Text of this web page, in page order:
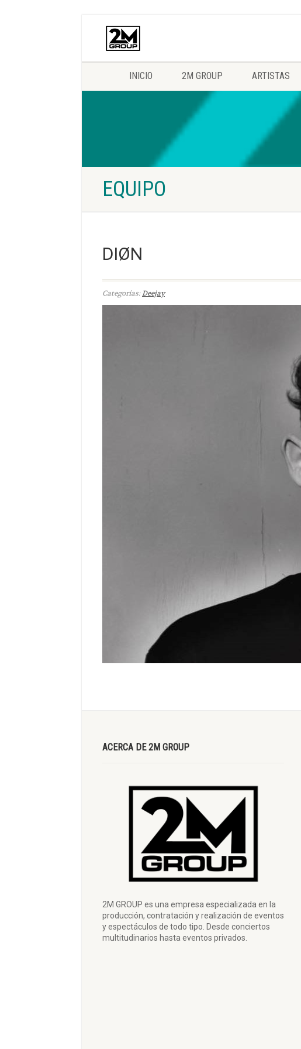
INICIO 2M GROUP ARTISTAS
EQUIPO
DIØN
Categorías:Deejay
ACERCA DE 2M GROUP
2M GROUP es una empresa especializada en la
producción, contratación y realización de eventos
y espectáculos de todo tipo. Desde conciertos
multitudinarios hasta eventos privados.